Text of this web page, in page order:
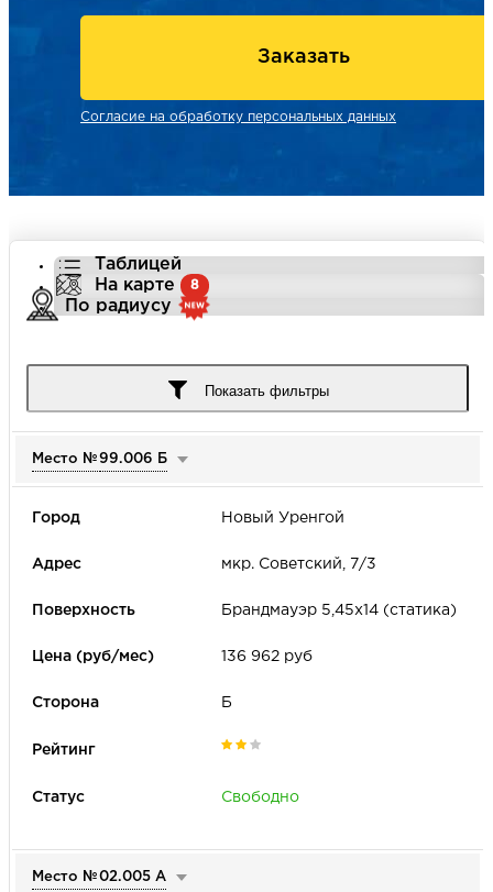
Заказать
Согласие на обработку персональных данных
Таблицей
На карте
8
По радиусу
Улица
Цена (руб/мес)
Формат наружной рекламы
Период аренды
Показать фильтры
Место №99.006 Б
Новый Уренгой
мкр. Советский, 7/3
Брандмауэр 5,45х14 (статика)
136 962 руб
Б
Свободно
Место №02.005 А